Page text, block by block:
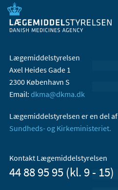
Lægemiddelstyrelsen
Axel Heides Gade 1
2300 København S
Email: dkma@dkma.dk
Lægemiddelstyrelsen er en del af
Sundheds- og Kirkeministeriet.
Kontakt Lægemiddelstyrelsen
44 88 95 95 (kl. 9 - 15)